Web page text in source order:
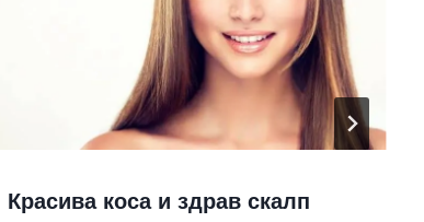
Красива коса и здрав скалп